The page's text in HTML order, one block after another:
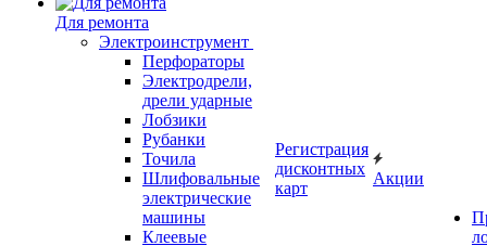
Для ремонта
Электроинструмент
Перфораторы
Электродрели,
дрели ударные
Лобзики
Рубанки
Точила
Шлифовальные
электрические
машины
Клеевые
Регистрация
дисконтных
карт
Акции